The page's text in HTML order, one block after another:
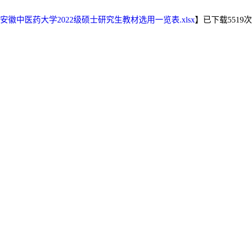
安徽中医药大学2022级硕士研究生教材选用一览表.xlsx】已下载5519次